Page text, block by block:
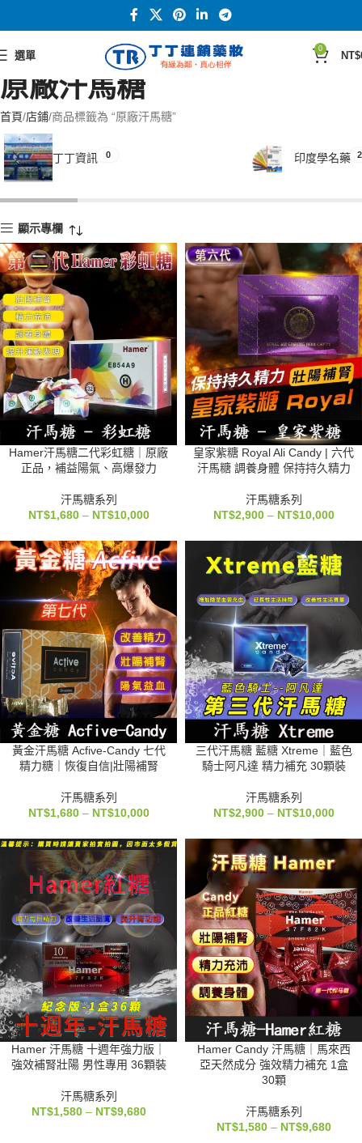
選單
0
NT$
原廠汗馬糖
首頁 店鋪 商品標籤為 “原廠汗馬糖”
丁丁資訊 0 印度學名藥
顯示專欄
Hamer汗馬糖二代彩虹糖｜原廠
正品，補益陽氣、高爆發力
汗馬糖系列
NT$1,680 – NT$10,000
皇家紫糖 Royal Ali Candy | 六代
汗馬糖 調養身體 保持持久精力
汗馬糖系列
NT$2,900 – NT$10,000
黃金汗馬糖 Acfive-Candy 七代
精力糖｜恢復自信|壯陽補腎
汗馬糖系列
NT$1,680 – NT$10,000
三代汗馬糖 藍糖 Xtreme｜藍色
騎士阿凡達 精力補充 30顆裝
汗馬糖系列
NT$2,900 – NT$10,000
Hamer 汗馬糖 十週年強力版｜
強效補腎壯陽 男性專用 36顆裝
汗馬糖系列
NT$1,580 – NT$9,680
Hamer Candy 汗馬糖｜馬來西
亞天然成分 強效精力補充 1盒
30顆
汗馬糖系列
NT$1,580 – NT$9,680